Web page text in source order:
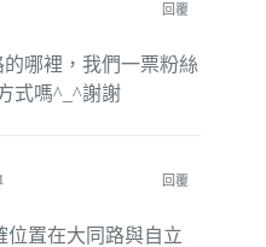
回覆
哪裡，我們一票粉絲
式嗎^_^謝謝
回覆
位置在大同路與自立